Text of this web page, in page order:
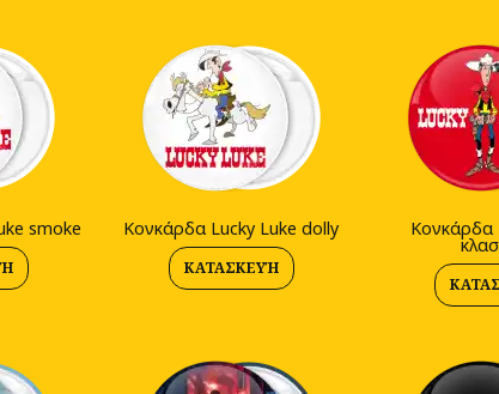
smoke Κονκάρδα Lucky Luke dolly
ΚΑΤΑΣΚΕΥΉ
Κονκάρδα